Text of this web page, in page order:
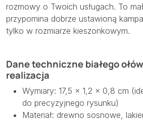
rozmowy o Twoich usługach. To
przypomina dobrze ustawioną
tylko w rozmiarze kieszonkowym.
Dane techniczne białego
realizacja
Wymiary: 17,5 × 1,2 × 0,8 cm
do precyzyjnego rysunku)
Materiał: drewno sosnowe,